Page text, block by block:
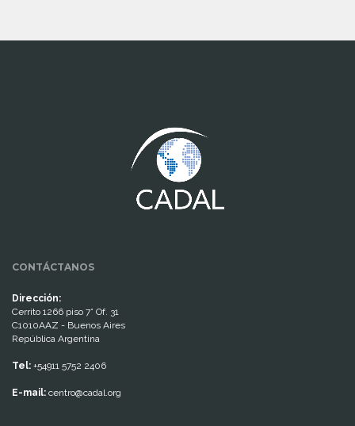
CONTÁCTANOS
Dirección:
Cerrito 1266 piso 7° Of. 31
C1010AAZ - Buenos Aires
República Argentina
Tel: +54911 5752 2406
E-mail: centro@cadal.org